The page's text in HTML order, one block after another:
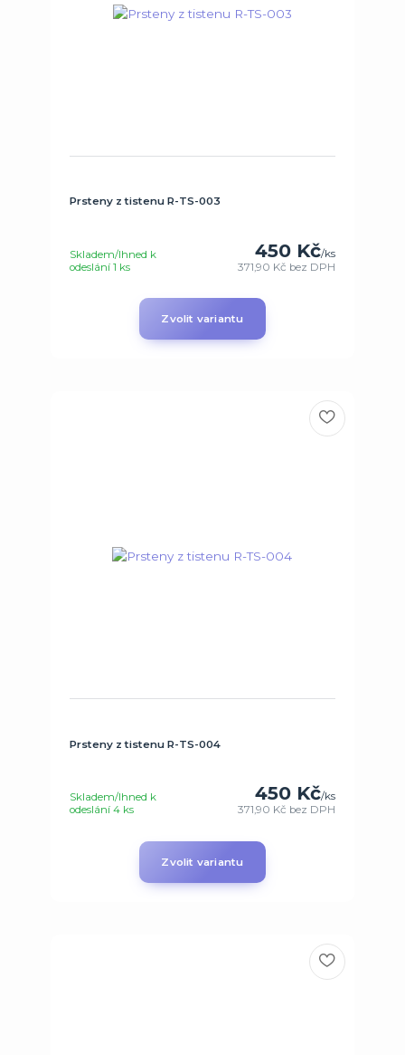
Prsteny z tistenu R-TS-003
450 Kč/ks
371,90 Kč bez DPH
Skladem/Ihned k
odeslání 1 ks
Zvolit variantu
Prsteny z tistenu R-TS-004
450 Kč/ks
371,90 Kč bez DPH
Skladem/Ihned k
odeslání 4 ks
Zvolit variantu